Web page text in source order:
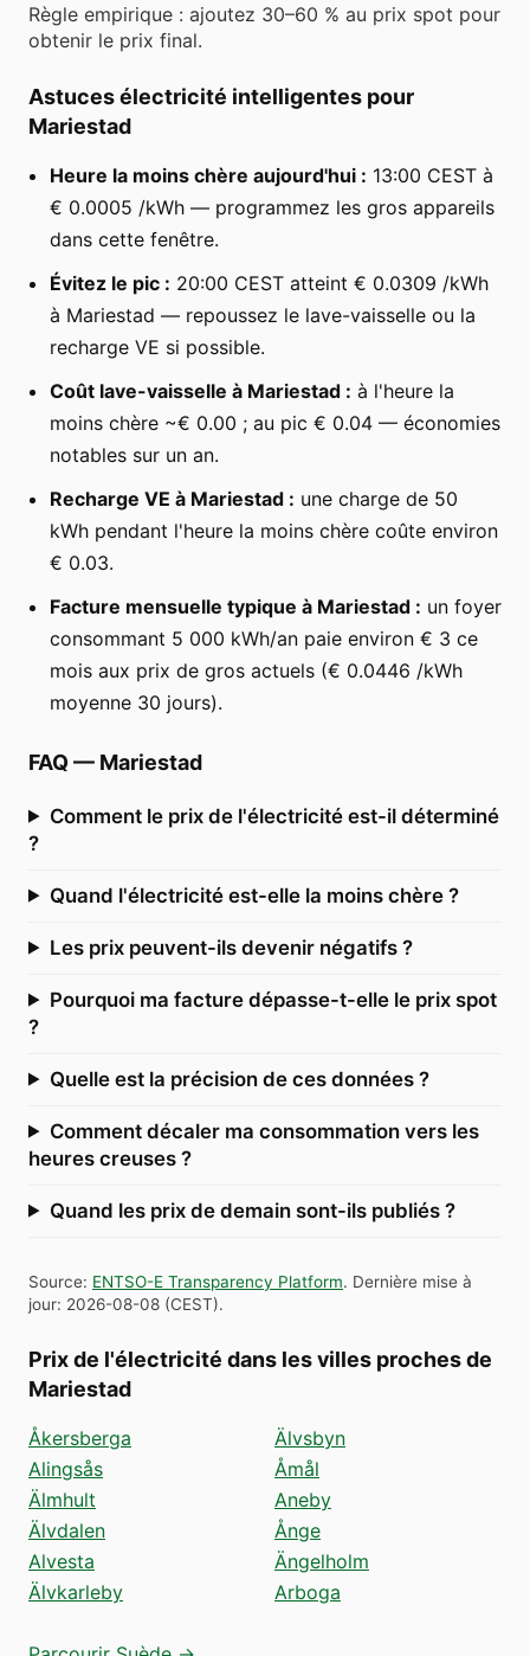
Règle empirique : ajoutez 30–60 % au prix spot pour
obtenir le prix final.
Astuces électricité intelligentes pour
Mariestad
Heure la moins chère aujourd'hui : 13:00 CEST à
€ 0.0005 /kWh — programmez les gros appareils
dans cette fenêtre.
Évitez le pic : 20:00 CEST atteint € 0.0309 /kWh
à Mariestad — repoussez le lave-vaisselle ou la
recharge VE si possible.
Coût lave-vaisselle à Mariestad : à l'heure la
moins chère ~€ 0.00 ; au pic € 0.04 — économies
notables sur un an.
Recharge VE à Mariestad : une charge de 50
kWh pendant l'heure la moins chère coûte environ
€ 0.03.
Facture mensuelle typique à Mariestad : un foyer
consommant 5 000 kWh/an paie environ € 3 ce
mois aux prix de gros actuels (€ 0.0446 /kWh
moyenne 30 jours).
FAQ — Mariestad
Comment le prix de l'électricité est-il déterminé
?
Quand l'électricité est-elle la moins chère ?
Les prix peuvent-ils devenir négatifs ?
Pourquoi ma facture dépasse-t-elle le prix spot
?
Quelle est la précision de ces données ?
Comment décaler ma consommation vers les
heures creuses ?
Quand les prix de demain sont-ils publiés ?
Source: ENTSO-E Transparency Platform. Dernière mise à
jour: 2026-08-08 (CEST).
Prix de l'électricité dans les villes proches de
Mariestad
Åkersberga
Alingsås
Älmhult
Älvdalen
Alvesta
Älvkarleby
Älvsbyn
Åmål
Aneby
Ånge
Ängelholm
Arboga